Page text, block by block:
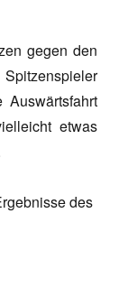
gegen den
etwas
des